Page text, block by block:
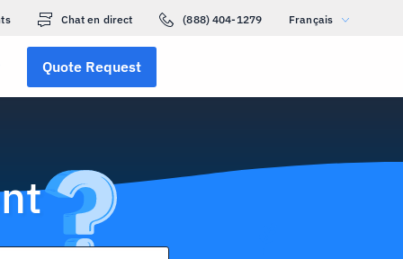
Chat en direct (888) 404-1279 Français
Quote Request